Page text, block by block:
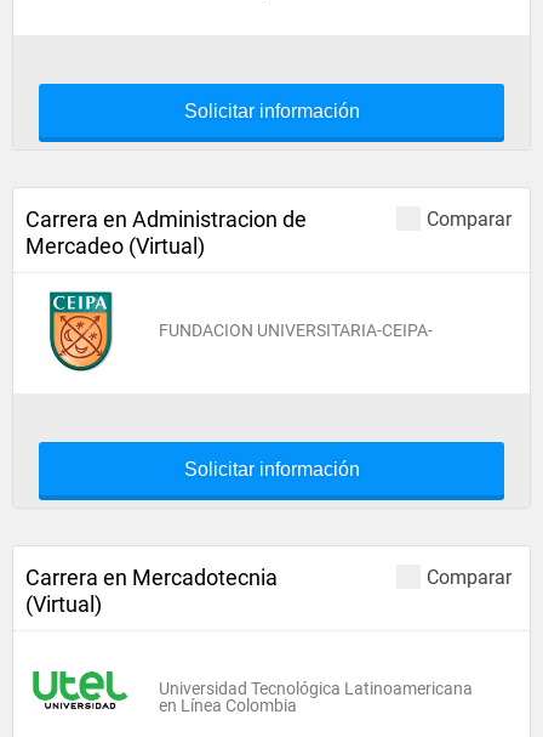
Solicitar información
Comparar
Carrera en Administracion de
Mercadeo (Virtual)
FUNDACION UNIVERSITARIA-CEIPA-
Solicitar información
Comparar
Carrera en Mercadotecnia
(Virtual)
Universidad Tecnológica Latinoamericana
en Línea Colombia